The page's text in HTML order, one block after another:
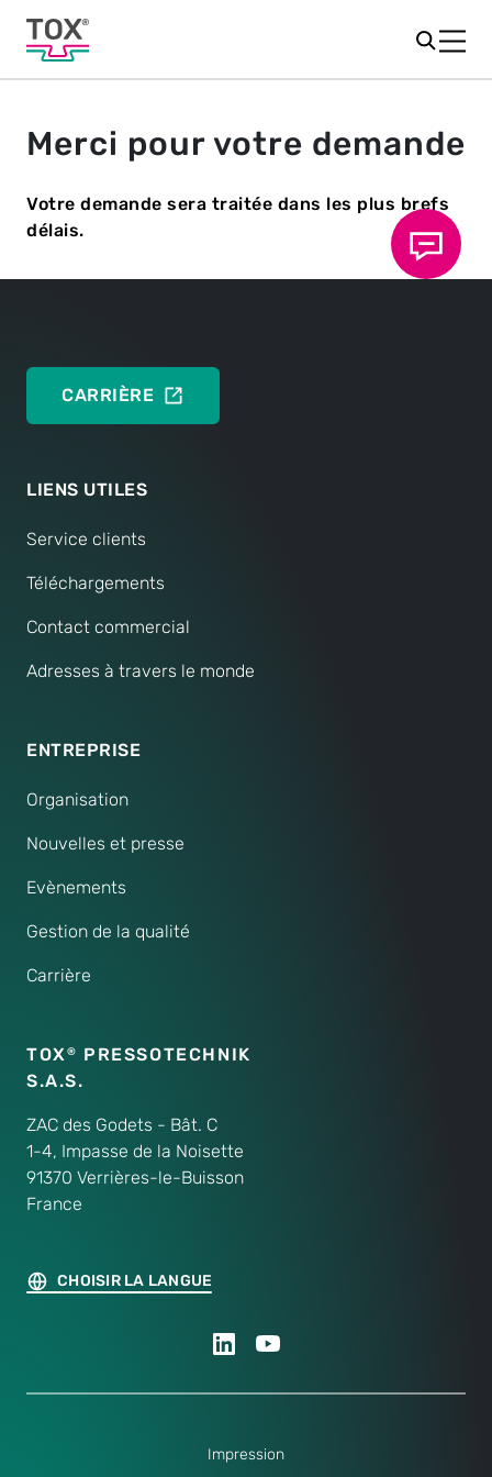
Merci pour votre demande
Votre demande sera traitée dans les plus brefs
délais.
LIENS UTILES
Service clients
Téléchargements
Contact commercial
Adresses à travers le monde
ENTREPRISE
Organisation
Nouvelles et presse
Evènements
Gestion de la qualité
Carrière
CHOISIR LA LANGUE
CARRIÈRE
TOX®
PRESSOTECHNIK
S.A.S.
ZAC des Godets - Bât. C
1-4, Impasse de la Noisette
91370 Verrières-le-Buisson
France
Impression